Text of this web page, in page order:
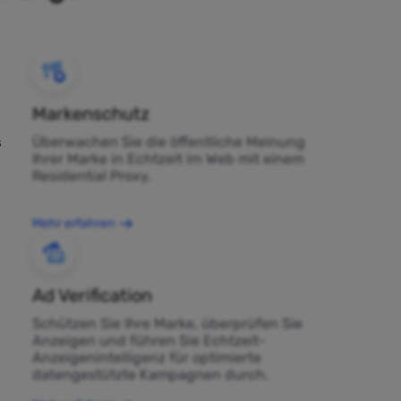
Markenschutz
Überwachen Sie die öffentliche Meinung
Ihrer Marke in Echtzeit im Web mit einem
Residential Proxy.
Mehr erfahren
Ad Verification
Schützen Sie Ihre Marke, überprüfen Sie
Anzeigen und führen Sie Echtzeit-
Anzeigenintelligenz für optimierte
datengestützte Kampagnen durch.